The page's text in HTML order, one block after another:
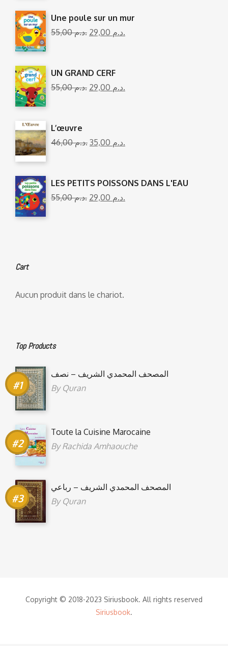
Une poule sur un mur
55,00
د.م. 29,00 د.م.
UN GRAND CERF
55,00
د.م. 29,00 د.م.
L’œuvre
46,00
د.م. 35,00 د.م.
LES PETITS POISSONS DANS L'EAU
55,00
د.م. 29,00 د.م.
Cart
Aucun produit dans le chariot.
Top Products
المصحف المحمدي الشريف – نصف
By Quran
Toute la Cuisine Marocaine
ByRachida Amhaouche
المصحف المحمدي الشريف – رباعي
By Quran
Copyright © 2018-2023 Siriusbook. All rights reserved
Siriusbook.